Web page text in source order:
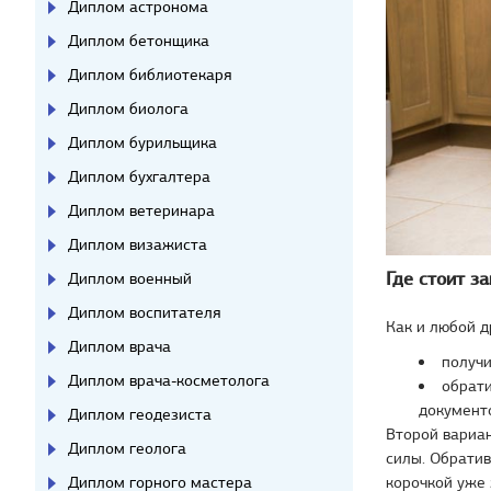
Где стоит
Как и любой
Второй
силы.
корочкой уже
Диплом астронома
Диплом бетонщика
Диплом библиотекаря
Диплом биолога
Диплом бурильщика
Диплом бухгалтера
Диплом ветеринара
Диплом визажиста
Диплом военный
Диплом воспитателя
Диплом врача
Диплом врача-косметолога
Диплом геодезиста
Диплом геолога
Диплом горного мастера